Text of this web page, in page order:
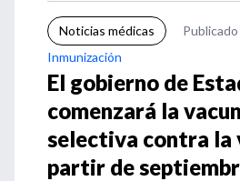
Noticias médicas
Inmunización
El gobierno de
comenzará la
selectiva contra la
partir de